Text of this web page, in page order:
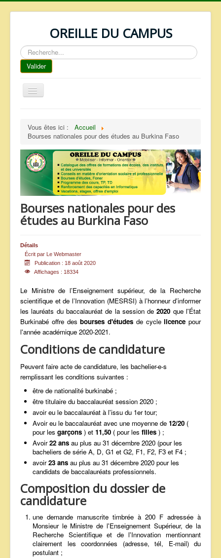
OREILLE DU CAMPUS
Rechercher
Valider
Basculer
la
REPERTOIRE
QUI SOMMES NOUS ?
NOS SERVICES
FAQ
CONTACTS
TELECHARGEMENTS
Vous êtes ici :
Accueil
Bourses nationales pour des études au Burkina Faso
Bourses nationales pour des
études au Burkina Faso
Détails
Écrit par Le Webmaster
Publication : 18 août 2020
Affichages : 18334
Le Ministre de l’Enseignement supérieur, de la Recherche
scientifique et de l’Innovation (MESRSI) à l’honneur d’informer
les lauréats du baccalauréat de la session de2020 que l'État
Burkinabé offre desbourses d'études de cyclelicence pour
l'année académique 2020-2021.
Conditions de candidature
Peuvent faire acte de candidature, les bachelier-e-s
remplissant les conditions suivantes :
être de nationalité burkinabé ;
être titulaire du baccalauréat session 2020 ;
avoir eu le baccalauréat à l'issu du 1er tour;
Avoir eu le baccalauréat avec une moyenne de 12/20 (
pour les garçons ) et 11,50 ( pour les filles ) ;
Avoir22 ans au plus au 31 décembre 2020 (pour les
bacheliers de série A, D, G1 et G2, F1, F2, F3 et F4 ;
avoir23 ans au plus au 31 décembre 2020 pour les
candidats de baccalauréats professionnels.
Composition du dossier de
candidature
une demande manuscrite timbrée à 200 F adressée à
Monsieur le Ministre de l'Enseignement Supérieur, de la
Recherche Scientifique et de l'Innovation mentionnant
clairement les coordonnées (adresse, tél, E-mail) du
postulant ;